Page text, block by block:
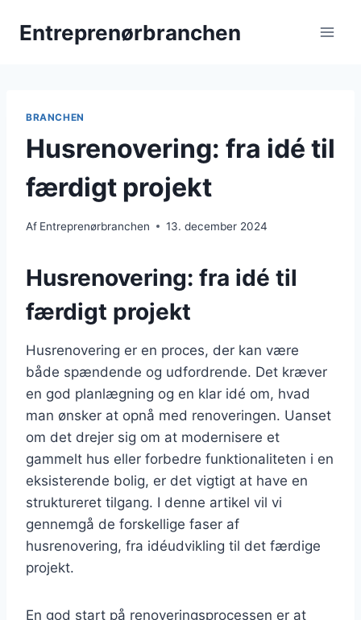
Entreprenørbranchen
BRANCHEN
Husrenovering: fra idé til
færdigt projekt
Af Entreprenørbranchen 13. december 2024
Husrenovering: fra idé til
færdigt projekt
Husrenovering er en proces, der kan være
både spændende og udfordrende. Det kræver
en god planlægning og en klar idé om, hvad
man ønsker at opnå med renoveringen. Uanset
om det drejer sig om at modernisere et
gammelt hus eller forbedre funktionaliteten i en
eksisterende bolig, er det vigtigt at have en
struktureret tilgang. I denne artikel vil vi
gennemgå de forskellige faser af
husrenovering, fra idéudvikling til det færdige
projekt.
En god start på renoveringsprocessen er at